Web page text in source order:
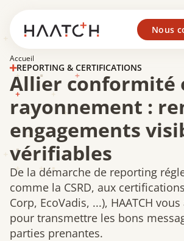
Nous
Accueil
REPORTING & CERTIFICATIONS
Allier conformité
rayonnement :
engagements
vérifiables
De la démarche de reporting
comme la CSRD, aux
Corp, EcoVadis, ...), HAATCH
pour transmettre les bons
parties prenantes.